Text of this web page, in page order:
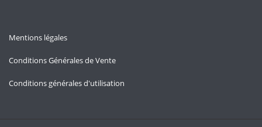
Mentions légales
Conditions Générales de Vente
Conditions générales d'utilisation